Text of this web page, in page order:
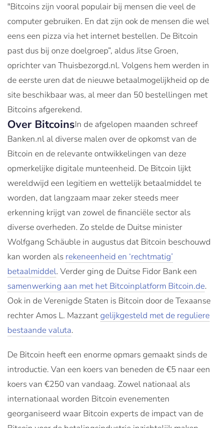
"Bitcoins zijn vooral populair bij mensen die veel de
computer gebruiken. En dat zijn ook de mensen die wel
eens een pizza via het internet bestellen. De Bitcoin
past dus bij onze doelgroep”, aldus Jitse Groen,
oprichter van Thuisbezorgd.nl. Volgens hem werden in
de eerste uren dat de nieuwe betaalmogelijkheid op de
site beschikbaar was, al meer dan 50 bestellingen met
Bitcoins afgerekend.
Over BitcoinsIn de afgelopen maanden schreef
Banken.nl al diverse malen over de opkomst van de
Bitcoin en de relevante ontwikkelingen van deze
opmerkelijke digitale munteenheid. De Bitcoin lijkt
wereldwijd een legitiem en wettelijk betaalmiddel te
worden, dat langzaam maar zeker steeds meer
erkenning krijgt van zowel de financiële sector als
diverse overheden. Zo stelde de Duitse minister
Wolfgang Schäuble in augustus dat Bitcoin beschouwd
kan worden als rekeneenheid en ‘rechtmatig’
betaalmiddel. Verder ging de Duitse Fidor Bank een
samenwerking aan met het Bitcoinplatform Bitcoin.de.
Ook in de Verenigde Staten is Bitcoin door de Texaanse
rechter Amos L. Mazzantgelijkgesteld met de reguliere
bestaande valuta.
De Bitcoin heeft een enorme opmars gemaakt sinds de
introductie. Van een koers van beneden de €5 naar een
koers van €250 van vandaag. Zowel nationaal als
internationaal worden Bitcoin evenementen
georganiseerd waar Bitcoin experts de impact van de